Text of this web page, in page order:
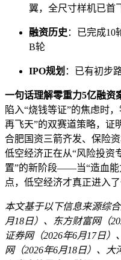
翼，全尺寸样机已首
融资历史 ：已完成10
B轮
IPO规划 ：已有初步
一句话理解零重力5亿融资
陷入“烧钱等证”的焦虑时
再飞天”的双赛道策略，证
合肥国资三箭齐发、保险
低空经济正在从“风险投资
置”的新阶段——当“造血能
点，低空经济才真正进入
本文基于以下信息来源综
月18日）、东方财富网（
证券网（2026年6月17日
网（2026年6月18日）、大